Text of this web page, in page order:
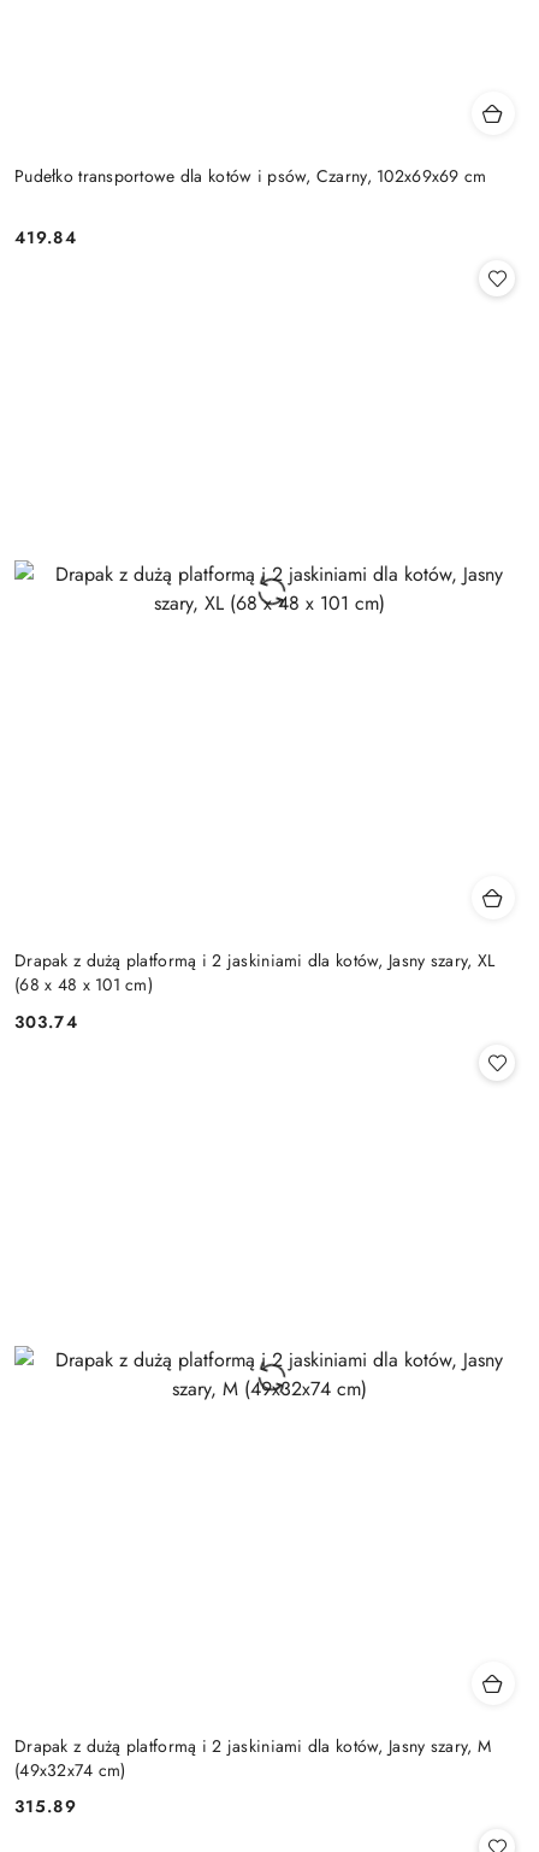
Pudełko transportowe dla kotów i psów, Czarny, 102x69x69 cm
Cena:
419.84
Drapak z dużą platformą i 2 jaskiniami dla kotów, Jasny szary, XL
(68 x 48 x 101 cm)
Cena:
303.74
Drapak z dużą platformą i 2 jaskiniami dla kotów, Jasny szary, M
(49x32x74 cm)
Cena:
315.89